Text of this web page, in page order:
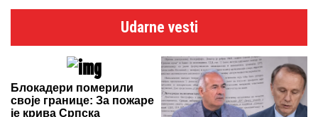
Udarne vesti
Блокадери померили
своје границе: За пожаре
је крива Српска